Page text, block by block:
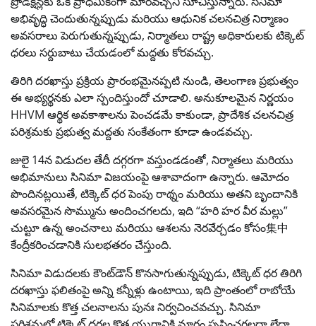
అభివృద్ధి చెందుతున్నప్పుడు మరియు ఆధునిక చలనచిత్ర నిర్మాణం
అవసరాలు పెరుగుతున్నప్పుడు, నిర్మాతలు రాష్ట్ర అధికారులకు టిక్కెట్
ధరలు సర్దుబాటు చేయడంలో మద్దతు కోరవచ్చు.
తిరిగి దరఖాస్తు ప్రక్రియ ప్రారంభమైనప్పటి నుండి, తెలంగాణ ప్రభుత్వం
ఈ అభ్యర్థనకు ఎలా స్పందిస్తుందో చూడాలి. అనుకూలమైన నిర్ణయం
HHVM ఆర్థిక అవకాశాలను పెంచడమే కాకుండా, ప్రాదేశిక చలనచిత్ర
పరిశ్రమకు ప్రభుత్వ మద్దతు సంకేతంగా కూడా ఉండవచ్చు.
జులై 14న విడుదల తేదీ దగ్గరగా వస్తుండడంతో, నిర్మాతలు మరియు
అభిమానులు సినిమా విజయంపై ఆశావాదంగా ఉన్నారు. ఆమోదం
పొందినట్లయితే, టిక్కెట్ ధర పెంపు రాథ్నం మరియు అతని బృందానికి
అవసరమైన సొమ్మును అందించగలదు, ఇది “హరి హర వీర మల్లు”
చుట్టూ ఉన్న అంచనాలు మరియు ఆశలను నెరవేర్చడం కోసం集中
కేంద్రీకరించడానికి సులభతరం చేస్తుంది.
సినిమా విడుదలకు కౌంట్‌డౌన్ కొనసాగుతున్నప్పుడు, టిక్కెట్ ధర తిరిగి
దరఖాస్తు ఫలితంపై అన్ని కన్నీళ్లు ఉంటాయి, ఇది ప్రాంతంలో రాబోయే
సినిమాలకు కొత్త చలనాలను పునః నిర్వచించవచ్చు. సినిమా